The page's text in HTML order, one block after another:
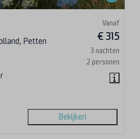
Vanaf
€ 315
3 nachten
2 personen
Petten
Bekijken